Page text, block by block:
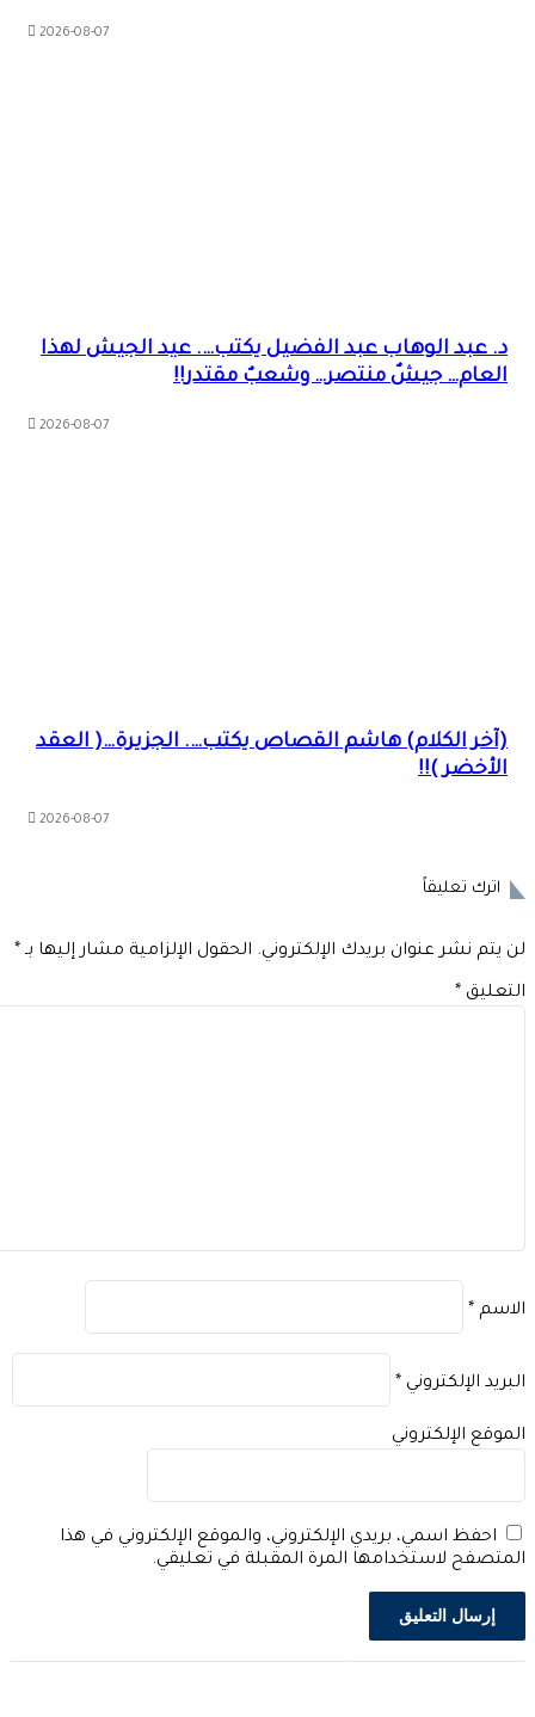
2026-08-07
د. عبد الوهاب عبد الفضيل يكتب…. عيد الجيش لهذا
العام… جيشٌ منتصر… وشعبٌ مقتدر!!
2026-08-07
(آخر الكلام) هاشم القصاص يكتب…. الجزيرة…( العقد
الأخضر )!!
2026-08-07
اترك تعليقاً
يتم نشر عنوان بريدك الإلكتروني. الحقول الإلزامية مشار إليها بـ*
*
*
الإلكتروني*
الإلكتروني
احفظ اسمي، بريدي الإلكتروني، والموقع الإلكتروني في هذا
لاستخدامها المرة المقبلة في تعليقي.